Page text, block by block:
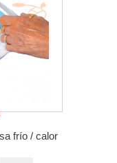
frío / calor